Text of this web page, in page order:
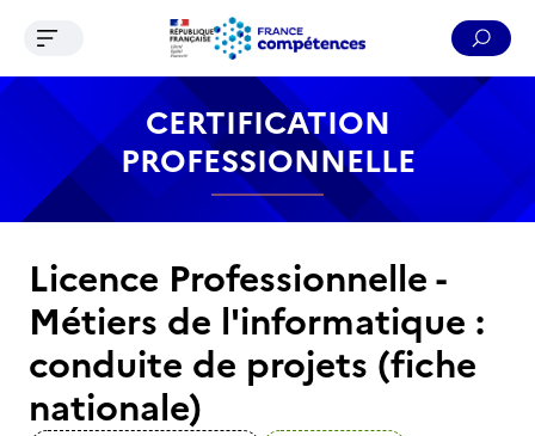
Contenu Recherche Menu Pied de page
Ouvrir le menu de navigation
CERTIFICATION
PROFESSIONNELLE
Licence Professionnelle -
Métiers de l'informatique :
conduite de projets (fiche
nationale)